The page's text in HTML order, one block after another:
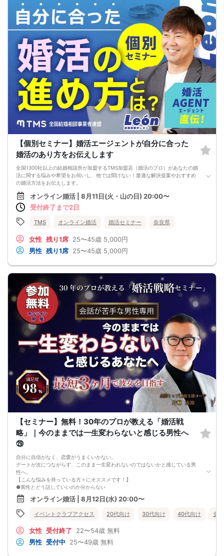
●好きになった女性との関係を続けられるようになる
まずは、異性が求めていることを理解し、
それを提供できる自分自身に変化していくことにより、
はじめて自分が好きな異性が自分を好きになってくれるようになり、
改善
異性が求めていることを理解し、
それを自然に伝えられる自分に変わることで、
好きな女性から選ばれるようになります。
婚活戦略セミナーでは、恋愛や婚活で悩む男性が
短期間で変化と成果を実感できる方法をお伝えします。
【注意事項】
・セミナー中はカメラをオン（お顔を出して）での受講をお願いします。
（屋外、車内からのご参加や、途中入室、退出はご遠慮下さい。）
【キャンセル規定】
セミナー準備の都合上、当日無断キャンセルの場合は、3,000円のキャンセル料を
お支払いいただきます。
【個別セミナー】婚活エージェントが自分に合った
婚活のあり方をお伝えします
全国1300社以上の結婚相談所が加盟するTMS加盟店（婚活のプロ）があなたの婚
活に関する悩みや希望をお伺いし、他では聞けない！最適な解決提案やおすすめ
の婚活方法をお伝えします。
オンライン婚活 | 8月11日(火・山の日) 20:00〜
受付終了まで2日
TMS オンライン婚活 婚活セミナー 奈良県
女性 残り1席 25〜45歳 5,000円
男性 残り1席 25〜45歳 5,000円
【セミナー】無料！30年のプロが教える「婚活戦
略」｜今のままでは一生変わらないと感じる男性へ
㉙
自分に自信がなく、恋愛がうまくいかない。
デートが次につながらず、このまま一生変われないのではないかと感じている男
性へ。
【こんな悩みを持っている方々にオススメです！】
●異性とどう話していいのか分からない
●婚活パーティー、合コンで上手くいかない
●デートやお見合いが２回目につながらない
●今のままでは一生変わらない気がする
●異性から断られると、自分の人格を否定されている気分になる
最短3ヶ月で彼女ができる可能性を高め、1年以内の結婚を目指すための
恋愛・婚活の具体的な方法をお伝えします。
【婚活戦略セミナーで得られるメリットは！】
オンライン婚活 | 8月12日(水) 20:00〜
イベントクラブアクセス 20代向け 30代向け 40代向け 女
女性 受付終了 22〜54歳 無料
男性 受付中 25〜49歳 無料